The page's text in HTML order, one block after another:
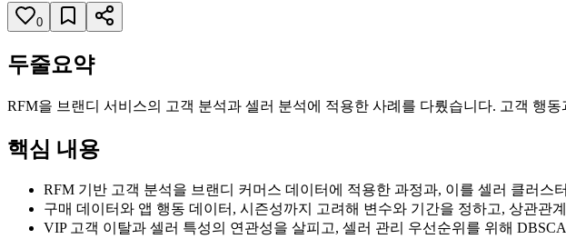
0
두줄요약
RFM을 브랜디 서비스의 고객 분석과 셀러 분석에 적용한 사례를 다뤘습니다. 고객 행
핵심 내용
RFM 기반 고객 분석을 브랜디 커머스 데이터에 적용한 과정과, 이를 셀러 클러스
구매 데이터와 앱 행동 데이터, 시즌성까지 고려해 변수와 기간을 정하고, 상관관
VIP 고객 이탈과 셀러 특성의 연관성을 살피고, 셀러 관리 우선순위를 위해